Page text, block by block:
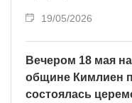
19/05/2026
Вечером 18 мая
общине Кимлиен
состоялась